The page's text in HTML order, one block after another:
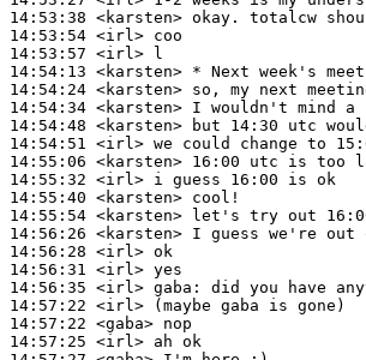
14:53:38 <karsten>
14:53:54 <irl>
14:53:57 <irl>
14:54:13 <karsten>
14:54:24 <karsten>
14:54:34 <karsten>
14:54:48 <karsten>
14:54:51 <irl>
14:55:06 <karsten>
14:55:32 <irl>
14:55:40 <karsten>
14:55:54 <karsten>
14:56:26 <karsten>
14:56:28 <irl>
14:56:31 <irl>
14:56:35 <irl> gaba:
14:57:22 <irl>
14:57:22 <gaba>
14:57:25 <irl>